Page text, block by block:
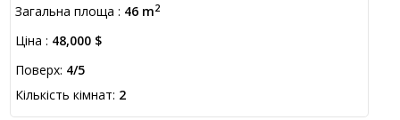
Загальна площа : 46 m2
Ціна : 48,000 $
Поверх: 4/5
Кількість кімнат: 2